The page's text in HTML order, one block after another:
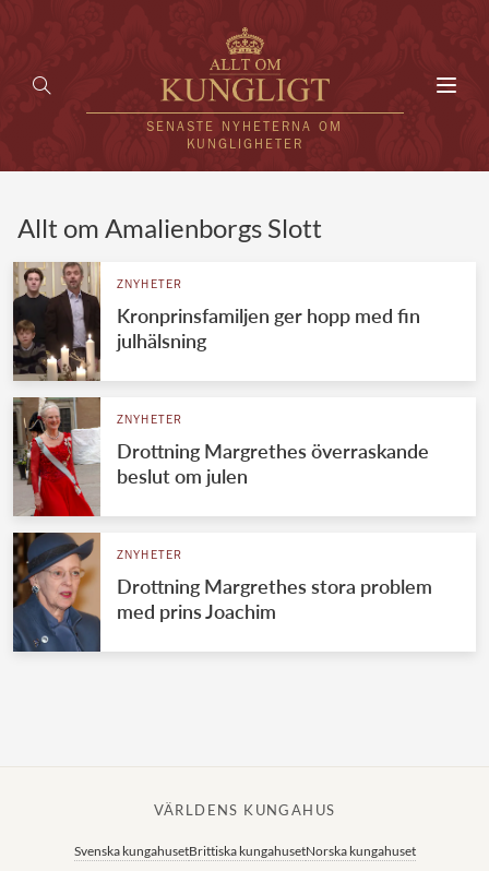
SENASTE NYHETERNA OM
KUNGLIGHETER
UTLÄNDSKT
VÄRLDENS KUNGAHUS
Svenska kungahuset
Brittiska kungahuset
Danska kungahuset
Spanska kungahuset
REDAKTION
Allt om Amalienborgs Slott
ZNYHETER
Kronprinsfamiljen ger hopp med fin
julhälsning
ZNYHETER
Drottning Margrethes överraskande
beslut om julen
ZNYHETER
Drottning Margrethes stora problem
med prins Joachim
VÄRLDENS KUNGAHUS
Svenska kungahusetBrittiska kungahusetNorska kungahuset